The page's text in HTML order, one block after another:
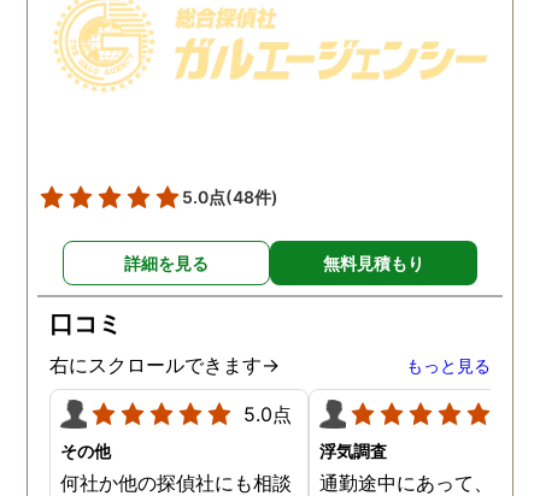
の休みも休日出勤と称して
家を空けているので、この
日に証拠集めをお願いしま
と会い、そのまま夜まで過
間もラブホテルの利用もし
たようで、たった一日で不
倫の証拠を揃えることがで
きました。
必要な不倫の証拠も手に
れることができました。
5.0点(48件)
詳細を見る 無料見積もり
口コミ
右にスクロールできます→ もっと見る
5.0点
その他
何社か他の探偵社にも相談
浮気調査
通勤途中にあって、毎日